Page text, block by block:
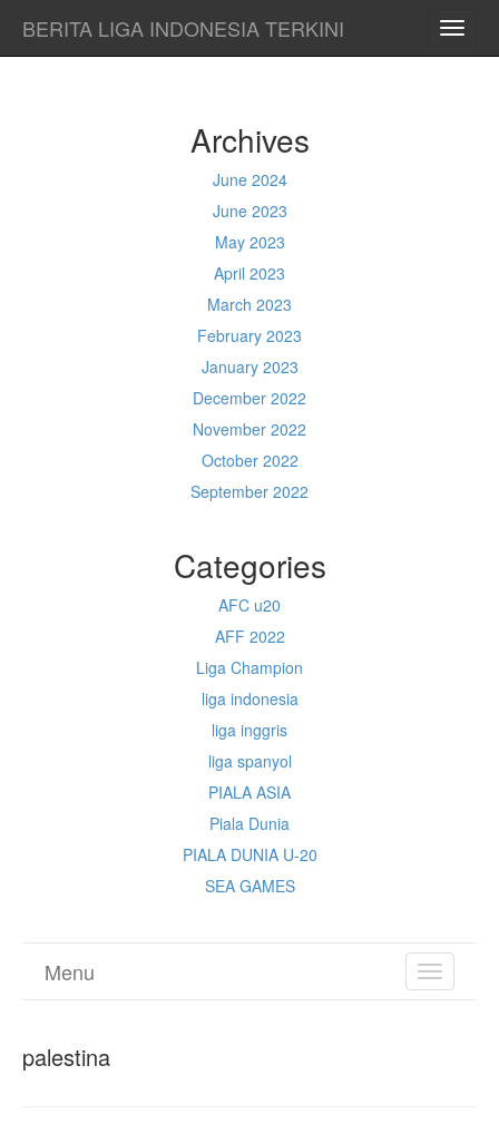
BERITA LIGA INDONESIA TERKINI
Archives
June 2024
June 2023
May 2023
April 2023
March 2023
February 2023
January 2023
December 2022
November 2022
October 2022
September 2022
Categories
AFC u20
AFF 2022
Liga Champion
liga indonesia
liga inggris
liga spanyol
PIALA ASIA
Piala Dunia
PIALA DUNIA U-20
SEA GAMES
TOGGLE
Menu
palestina